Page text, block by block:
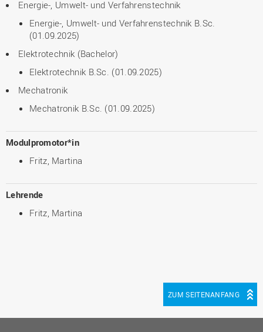
Energie-, Umwelt- und Verfahrenstechnik
Energie-, Umwelt- und Verfahrenstechnik B.Sc.
(01.09.2025)
Elektrotechnik (Bachelor)
Elektrotechnik B.Sc. (01.09.2025)
Mechatronik
Mechatronik B.Sc. (01.09.2025)
Modulpromotor*in
Fritz, Martina
Lehrende
Fritz, Martina
ZUM SEITENANFANG